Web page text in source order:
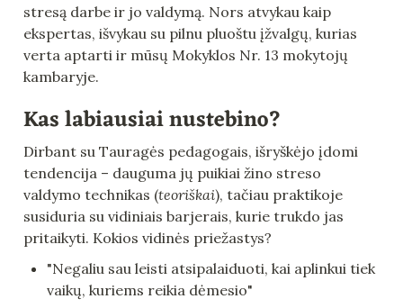
stresą darbe ir jo valdymą. Nors atvykau kaip
ekspertas, išvykau su pilnu pluoštu įžvalgų, kurias
verta aptarti ir mūsų Mokyklos Nr. 13 mokytojų
kambaryje.
Kas labiausiai nustebino?
Dirbant su Tauragės pedagogais, išryškėjo įdomi
tendencija – dauguma jų puikiai žino streso
valdymo technikas (teoriškai), tačiau praktikoje
susiduria su vidiniais barjerais, kurie trukdo jas
pritaikyti. Kokios vidinės priežastys?
"Negaliu sau leisti atsipalaiduoti, kai aplinkui tiek
vaikų, kuriems reikia dėmesio"